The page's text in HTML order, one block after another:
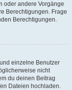
oder andere Vorgänge
Berechtigungen. Frage
Berechtigungen.
einzelne Benutzer
nicht
du deinen Beitrag
Dateien hochladen.